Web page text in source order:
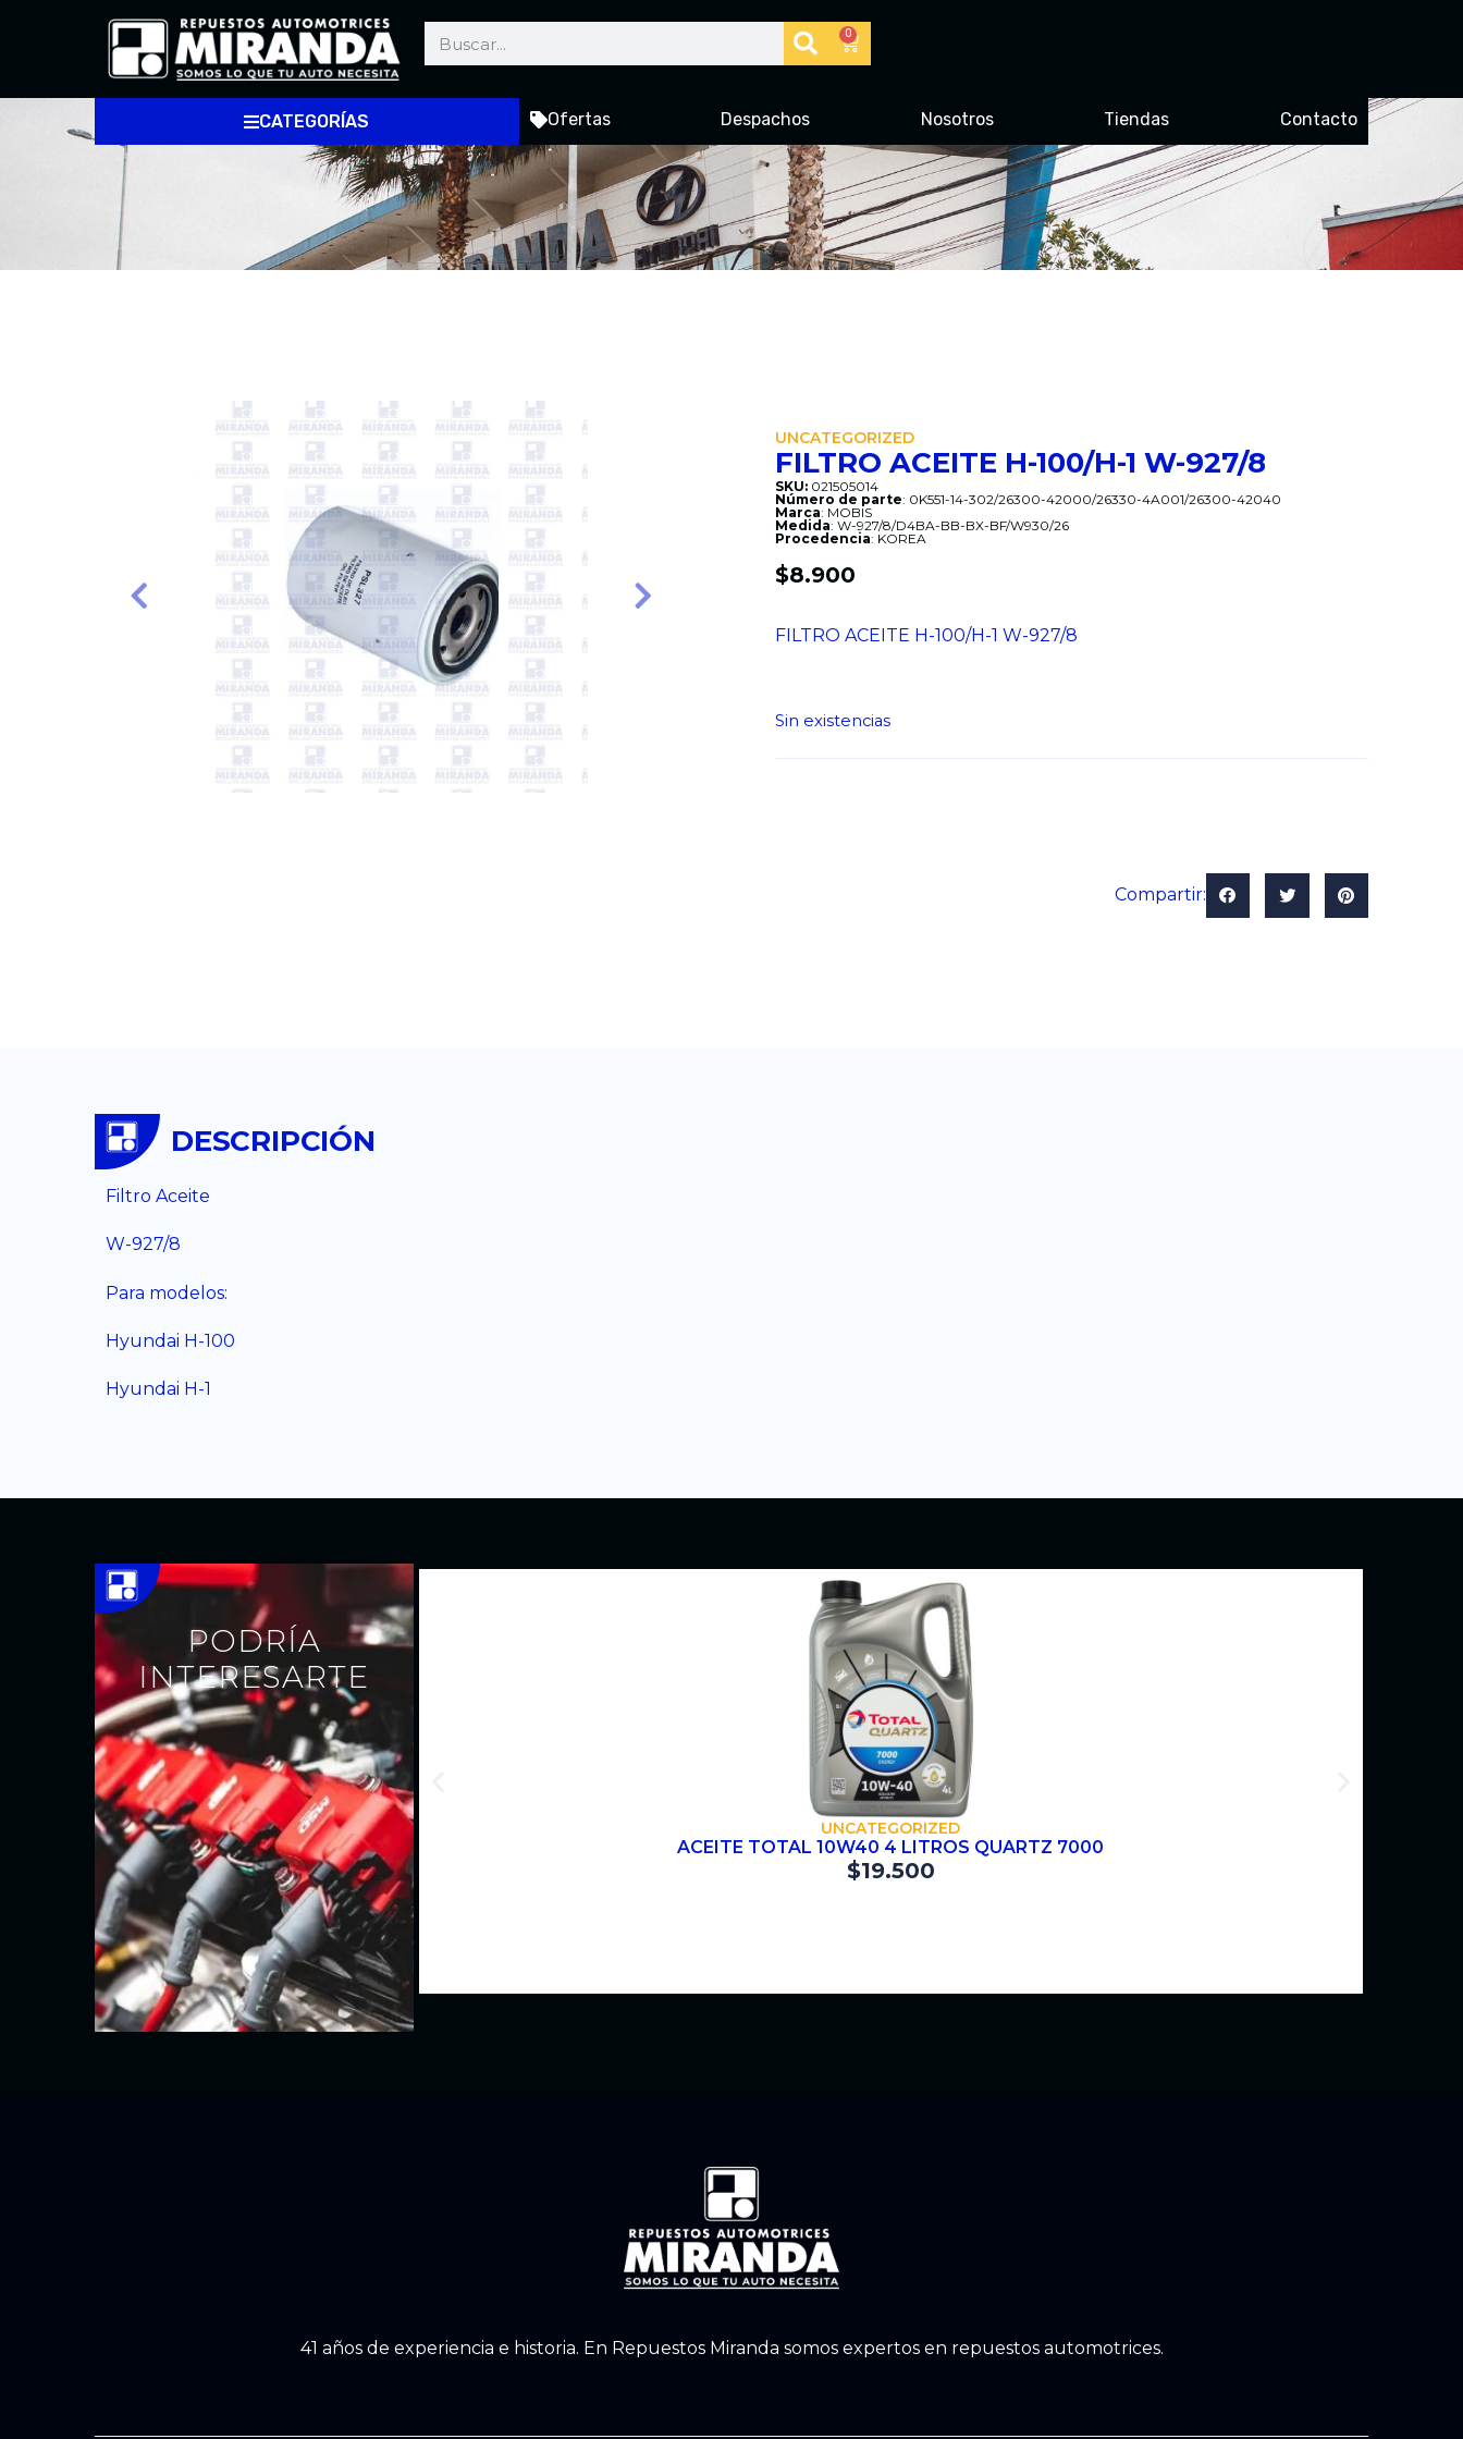
0
CATEGORÍAS Ofertas Despachos Nosotros Tiendas Contacto
Anterior Siguiente
UNCATEGORIZED
FILTRO ACEITE H-100/H-1 W-927/8
SKU: 021505014
Número de parte: 0K551-14-302/26300-42000/26330-4A001/26300-42040
Marca: MOBIS
Medida: W-927/8/D4BA-BB-BX-BF/W930/26
Procedencia: KOREA
$8.900
FILTRO ACEITE H-100/H-1 W-927/8
Sin existencias
Compartir:
DESCRIPCIÓN
Filtro Aceite
W-927/8
Para modelos:
Hyundai H-100
Hyundai H-1
PODRÍA
INTERESARTE
COMPRAR
UNCATEGORIZED
ACEITE TOTAL 10W40 4 LITROS QUARTZ 7000
$19.500
41 años de experiencia e historia. En Repuestos Miranda somos expertos en repuestos automotrices.